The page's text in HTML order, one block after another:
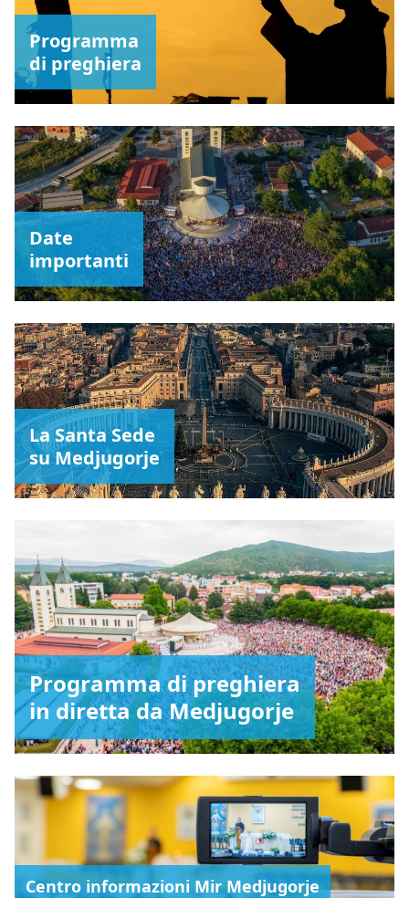
Programma
di preghiera
Date
importanti
La Santa Sede
su Medjugorje
Programma di preghiera
in diretta da Medjugorje
Centro informazioni Mir Medjugorje